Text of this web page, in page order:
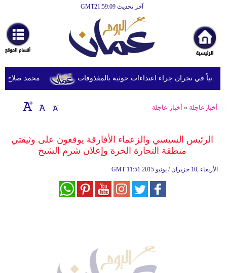
آخر تحديث GMT21:59:09
أخبارعاجلة
رياضة
ثقافة
إقتصاد
وموسيقى
محمد صلاح يصل
أخبارعاجلة » أخبار عاجلة
الرئيس السيسي والزعماء الأفارقة يوقعون على وثيقتي
منطقة التجارة الحرة وإعلان شرم الشيخ
GMT 11:51 2015 الأربعاء ,10 حزيران / يونيو